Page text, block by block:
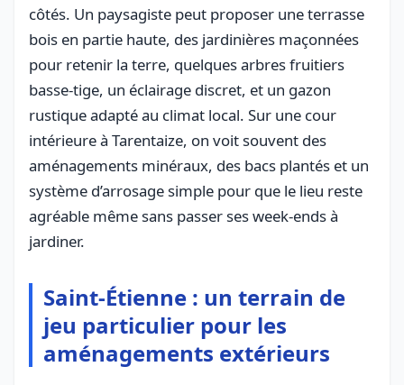
côtés. Un paysagiste peut proposer une terrasse
bois en partie haute, des jardinières maçonnées
pour retenir la terre, quelques arbres fruitiers
basse-tige, un éclairage discret, et un gazon
rustique adapté au climat local. Sur une cour
intérieure à Tarentaize, on voit souvent des
aménagements minéraux, des bacs plantés et un
système d’arrosage simple pour que le lieu reste
agréable même sans passer ses week-ends à
jardiner.
Saint-Étienne : un terrain de
jeu particulier pour les
aménagements extérieurs